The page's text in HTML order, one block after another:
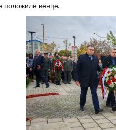
положиле венце.